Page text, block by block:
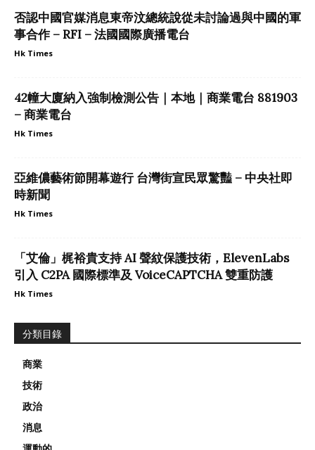
否認中國官媒消息東帝汶總統說從未討論過與中國的軍
事合作 – RFI – 法國國際廣播電台
Hk Times
42幢大廈納入強制檢測公告｜本地｜商業電台 881903
– 商業電台
Hk Times
亞維儂藝術節開幕遊行 台灣街宣民眾驚豔 – 中央社即
時新聞
Hk Times
「艾倫」梶裕貴支持 AI 聲紋保護技術，ElevenLabs
引入 C2PA 國際標準及 VoiceCAPTCHA 雙重防護
Hk Times
分類目錄
商業
技術
政治
消息